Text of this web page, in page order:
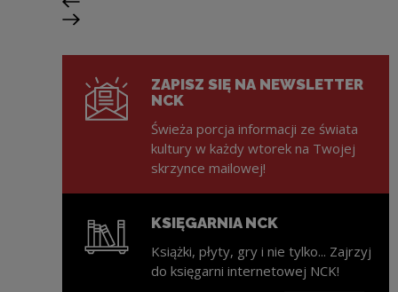
Poprzedni slajd
Następny slajd
ZAPISZ SIĘ NA NEWSLETTER
NCK
Świeża porcja informacji ze świata
kultury w każdy wtorek na Twojej
skrzynce mailowej!
KSIĘGARNIA NCK
Książki, płyty, gry i nie tylko... Zajrzyj
do księgarni internetowej NCK!